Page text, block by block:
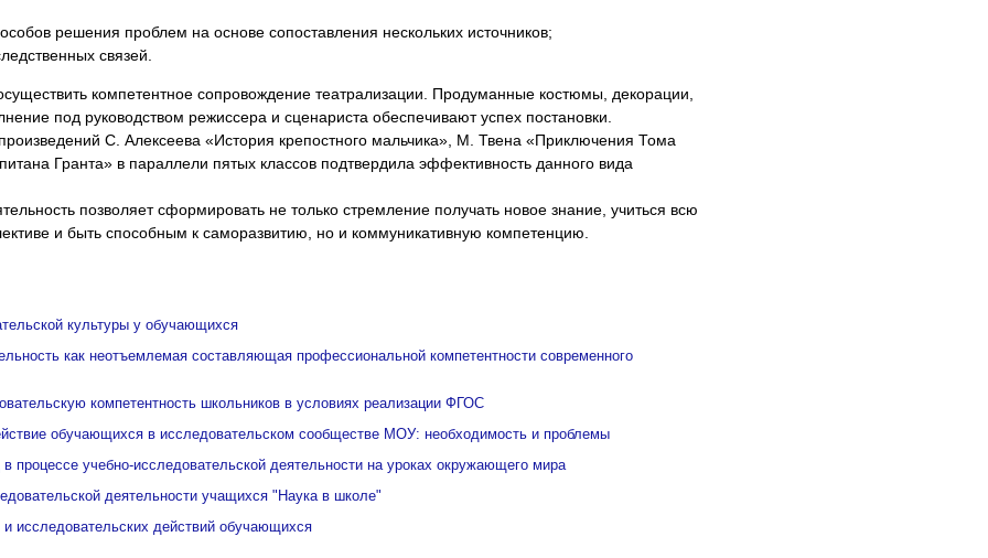
решения проблем на основе сопоставления нескольких источников;
связей.
компетентное сопровождение театрализации. Продуманные костюмы, декорации,
под руководством режиссера и сценариста обеспечивают успех постановки.
С. Алексеева «История крепостного мальчика», М. Твена «Приключения Тома
Гранта» в параллели пятых классов подтвердила эффективность данного вида
позволяет сформировать не только стремление получать новое знание, учиться всю
и быть способным к саморазвитию, но и коммуникативную компетенцию.
культуры у обучающихся
как неотъемлемая составляющая профессиональной компетентности современного
компетентность школьников в условиях реализации ФГОС
обучающихся в исследовательском сообществе МОУ: необходимость и проблемы
в процессе учебно-исследовательской деятельности на уроках окружающего мира
деятельности учащихся "Наука в школе"
исследовательских действий обучающихся